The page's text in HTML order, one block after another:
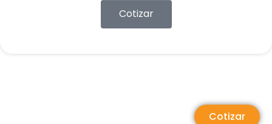
Cotizar
Cotizar